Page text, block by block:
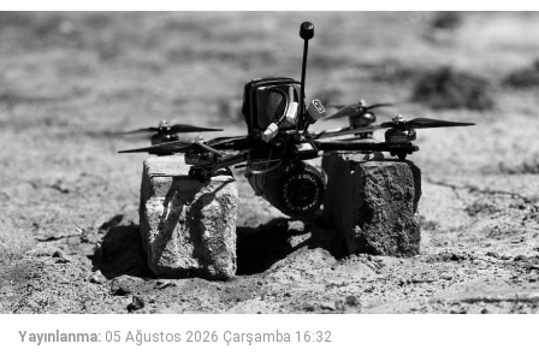
Yayınlanma: 05 Ağustos 2026 Çarşamba 16:32